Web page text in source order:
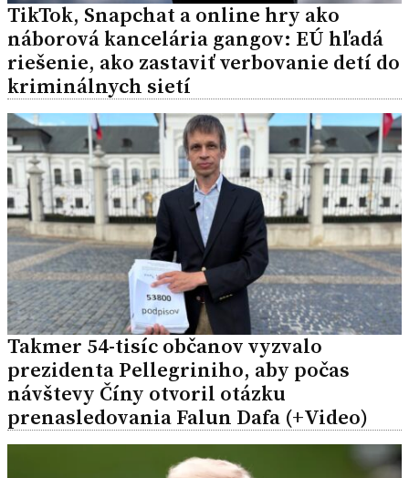
TikTok, Snapchat a online hry ako
náborová kancelária gangov: EÚ hľadá
riešenie, ako zastaviť verbovanie detí do
kriminálnych sietí
Takmer 54-tisíc občanov vyzvalo
prezidenta Pellegriniho, aby počas
návštevy Číny otvoril otázku
prenasledovania Falun Dafa (+Video)